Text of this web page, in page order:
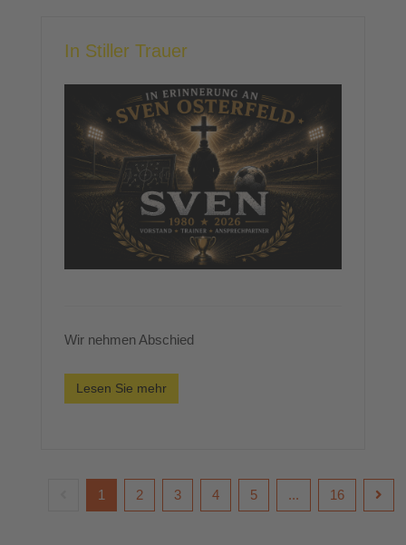
In Stiller Trauer
Wir nehmen Abschied
Lesen Sie mehr
1 2 3 4 5 ... 16